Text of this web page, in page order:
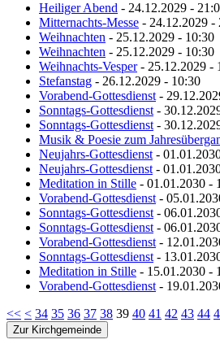
Heiliger Abend - 24.12.2029 -
Mitternachts-Messe - 24.12.2029 -
Weihnachten - 25.12.2029 - 10:30
Weihnachten - 25.12.2029 - 10:30
Weihnachts-Vesper- 25.12.2029 -
Stefanstag - 26.12.2029 - 10:30
Vorabend-Gottesdienst-
Sonntags-Gottesdienst-
Sonntags-Gottesdienst-
Musik & Poesie zum
Neujahrs-Gottesdienst-
Neujahrs-Gottesdienst-
Meditation in Stille - 01.01.2030 -
Vorabend-Gottesdienst-
Sonntags-Gottesdienst-
Sonntags-Gottesdienst-
Vorabend-Gottesdienst-
Sonntags-Gottesdienst-
Meditation in Stille - 15.01.2030 -
Vorabend-Gottesdienst-
<< < 34 35 36 37 38 39 40 41 42 43 44
Zur Kirchgemeinde